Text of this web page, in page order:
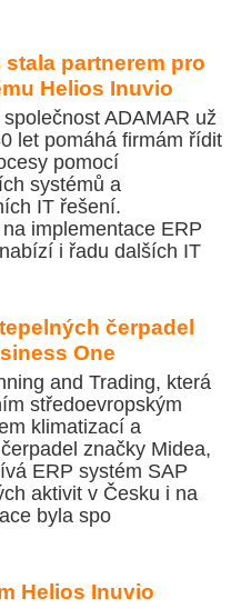
partnerem pro
Helios Inuvio
ADAMAR už
let pomáhá firmám řídit
pomocí
systémů a
IT řešení.
implementace ERP
i řadu dalších IT
čerpadel
One
and Trading, která
středoevropským
klimatizací a
značky Midea,
ERP systém SAP
aktivit v Česku i na
byla spo
Helios Inuvio